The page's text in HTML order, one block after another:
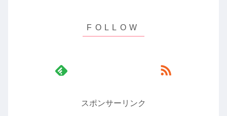
スポンサーリンク